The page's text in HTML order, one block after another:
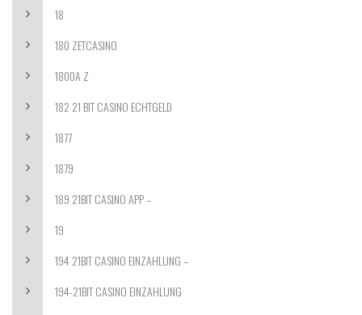
18
180 ZETCASINO
1800A Z
182 21 BIT CASINO ECHTGELD
1877
1879
189 21BIT CASINO APP –
19
194 21BIT CASINO EINZAHLUNG –
194-21BIT CASINO EINZAHLUNG